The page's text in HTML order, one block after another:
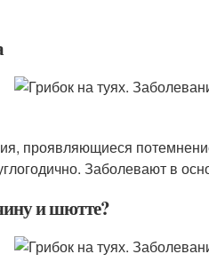
проявляющиеся
Заболевают в
и шютте?